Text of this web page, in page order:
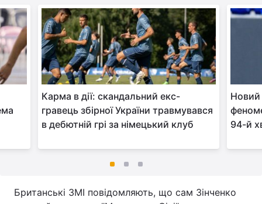
Карма в дії: скандальний екс-
гравець збірної України травмувався
в дебютній грі за німецький клуб
Новий
94-й
Британські ЗМІ повідомляють, що сам Зінченко